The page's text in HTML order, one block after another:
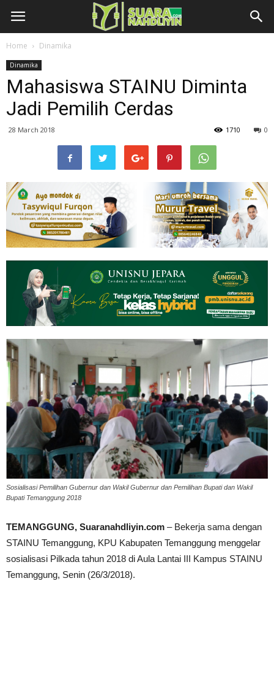
Home Dinamika
Dinamika
Mahasiswa STAINU Diminta
Jadi Pemilih Cerdas
28 March 2018 0
1710
Sosialisasi Pemilihan Gubernur dan Wakil Gubernur dan Pemilihan Bupati dan Wakil
Bupati Temanggung 2018
TEMANGGUNG, Suaranahdliyin.com – Bekerja sama dengan
STAINU Temanggung, KPU Kabupaten Temanggung menggelar
sosialisasi Pilkada tahun 2018 di Aula Lantai III Kampus STAINU
Temanggung, Senin (26/3/2018).